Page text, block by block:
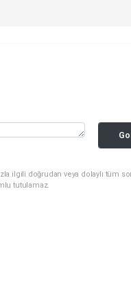
ilgili doğrudan veya dolaylı tüm
tutulamaz.